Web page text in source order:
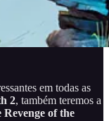
em todas as
2, também teremos a
of the